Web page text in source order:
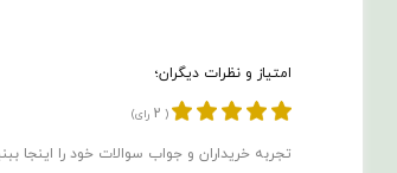
امتیاز و نظرات دیگران؛
(
2 رای)
تجربه خریداران و جواب سوالات خود را اینجا